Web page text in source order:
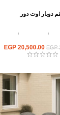
دوبار اوت دور
دور, أطقم راتان,
EGP
EGP20,500.00